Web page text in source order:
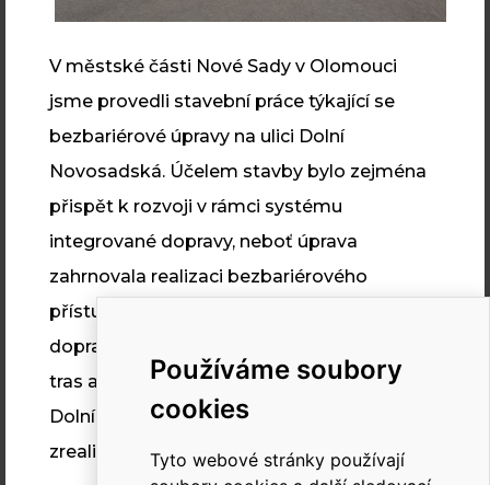
Používáme soubory
cookies
Tyto webové stránky používají
V městské části Nové Sady v Olomouci
jsme provedli stavební práce týkající se
bezbariérové úpravy na ulici Dolní
Novosadská. Účelem stavby bylo zejména
přispět k rozvoji v rámci systému
integrované dopravy, neboť úprava
zahrnovala realizaci bezbariérového
přístupu k zastávkám veřejné autobusové
dopravy a řeší bezbariérové vedení pěších
tras a podporu cyklistické dopravy v ulici
Dolní Novosadská v přímé návaznosti na již
zrealizovaný úsek ulice Střední Novosadská.
Aktuality
O nás
Reference
Dokumenty
Kontakt
Podporujeme